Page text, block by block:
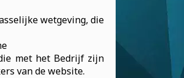
wetgeving, die
met het Bedrijf zijn
van de website.